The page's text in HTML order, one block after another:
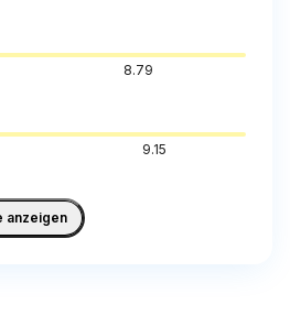
8.79
9.15
anzeigen